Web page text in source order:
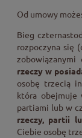
Od umowy
Bieg
rozpoczyna się
rzeczy w
osobę trzecią
która obejmuje
partiami lub w
rzeczy, partii
Ciebie osobę